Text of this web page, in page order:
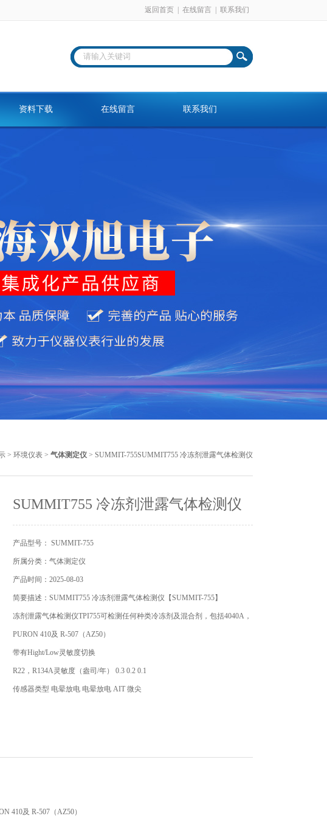
返回首页 在线留言 联系我们
资料下载 在线留言 联系我们
> 环境仪表 > 气体测定仪 > SUMMIT-755SUMMIT755 冷冻剂泄露气体检测仪
SUMMIT755 冷冻剂泄露气体检测仪
产品型号： SUMMIT-755
所属分类：气体测定仪
产品时间：2025-08-03
简要描述：SUMMIT755 冷冻剂泄露气体检测仪【SUMMIT-755】
冻剂泄露气体检测仪TPI755可检测任何种类冷冻剂及混合剂，包括4040A，
PURON 410及 R-507（AZ50）
带有Hight/Low灵敏度切换
R22，R134A灵敏度（盎司/年） 0.3 0.2 0.1
传感器类型 电晕放电 电晕放电 AIT 微尖
410及 R-507（AZ50）